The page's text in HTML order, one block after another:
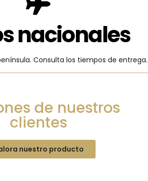
nacionales
Consulta los tiempos de entrega.
de nuestros
clientes
nuestro producto